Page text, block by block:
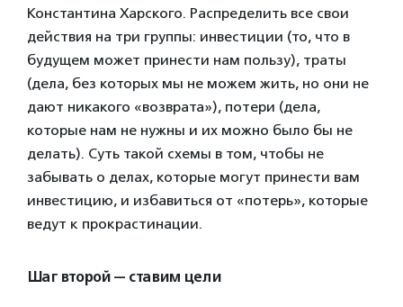
Константина Харского. Распределить все свои
действия на три группы: инвестиции (то, что в
будущем может принести нам пользу), траты
(дела, без которых мы не можем жить, но они не
дают никакого «возврата»), потери (дела,
которые нам не нужны и их можно было бы не
делать). Суть такой схемы в том, чтобы не
забывать о делах, которые могут принести вам
инвестицию, и избавиться от «потерь», которые
ведут к прокрастинации.
Шаг второй — ставим цели